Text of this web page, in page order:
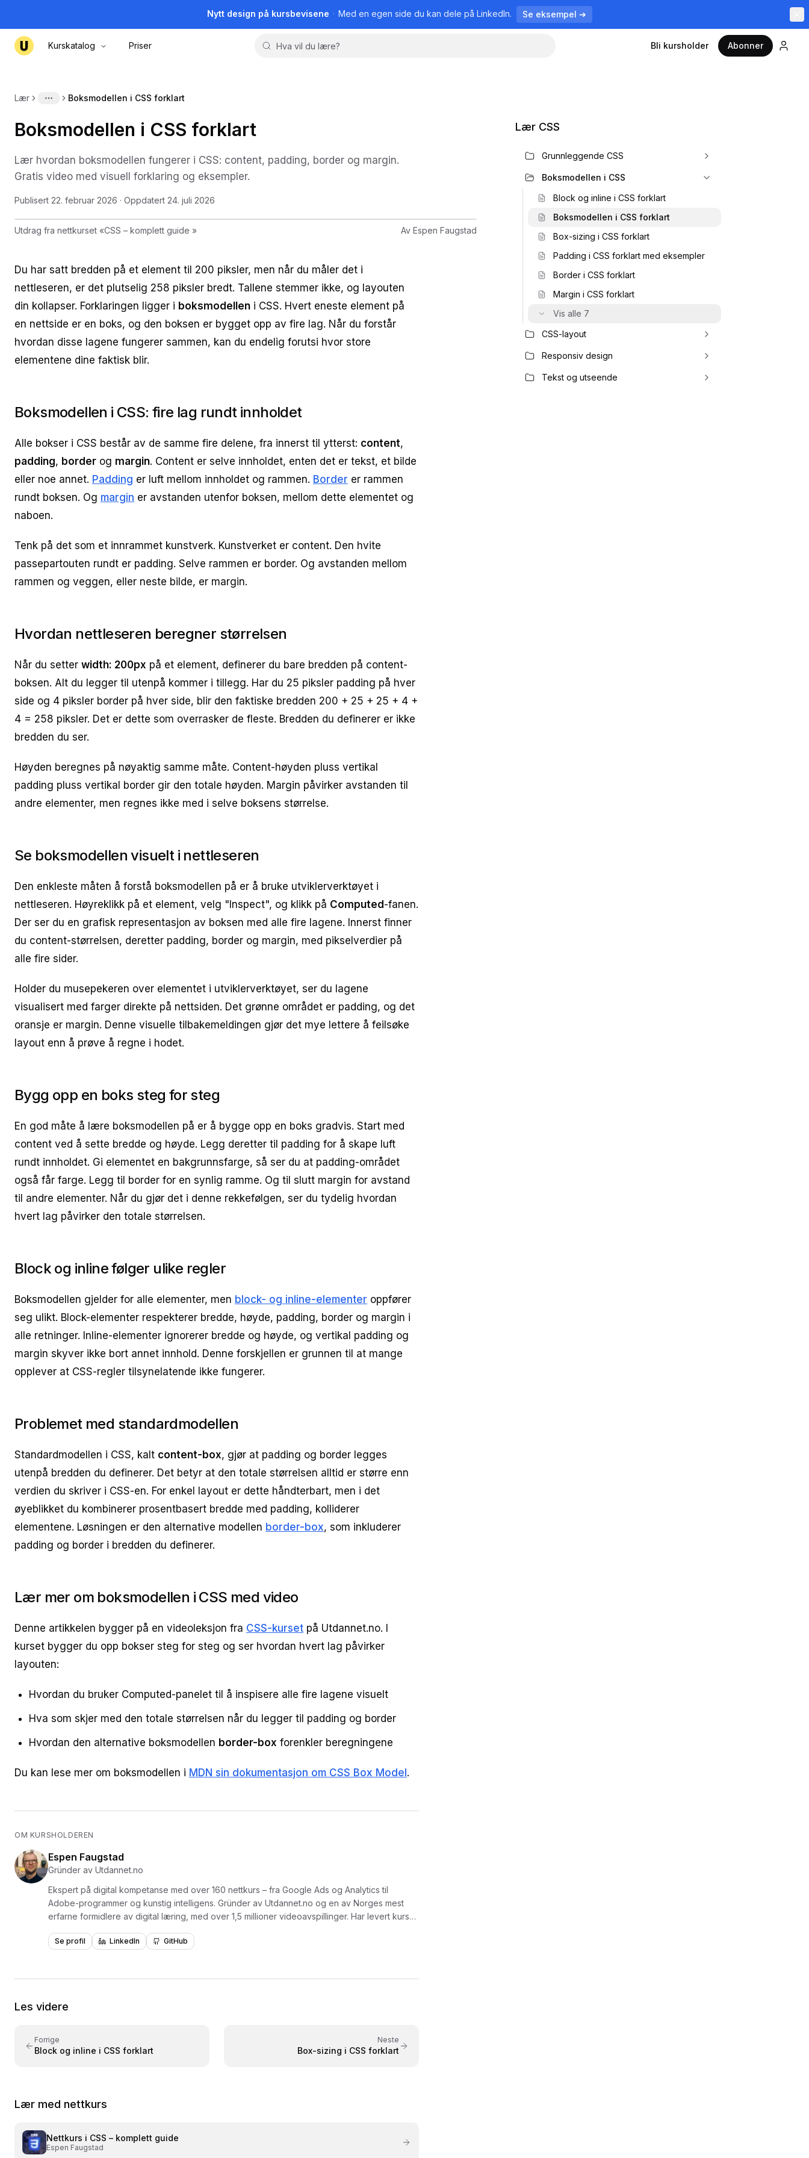
Nytt design på kursbevisene · Med en egen side du kan dele på LinkedIn. Se eksempel ➔
Kurskatalog Priser Bli kursholder Abonner
Lær MoreBoksmodellen i CSS forklart
Boksmodellen i CSS forklart
Lær hvordan boksmodellen fungerer i CSS: content, padding, border og margin.
Gratis video med visuell forklaring og eksempler.
Publisert 22. februar 2026 · Oppdatert 24. juli 2026
Utdrag fra nettkurset «CSS – komplett guide » Av Espen Faugstad
Du har satt bredden på et element til 200 piksler, men når du måler det i
nettleseren, er det plutselig 258 piksler bredt. Tallene stemmer ikke, og layouten
din kollapser. Forklaringen ligger i boksmodellen i CSS. Hvert eneste element på
en nettside er en boks, og den boksen er bygget opp av fire lag. Når du forstår
hvordan disse lagene fungerer sammen, kan du endelig forutsi hvor store
elementene dine faktisk blir.
Boksmodellen i CSS: fire lag rundt innholdet
Alle bokser i CSS består av de samme fire delene, fra innerst til ytterst: content,
padding, border og margin. Content er selve innholdet, enten det er tekst, et bilde
eller noe annet. Padding er luft mellom innholdet og rammen. Border er rammen
rundt boksen. Og margin er avstanden utenfor boksen, mellom dette elementet og
naboen.
Tenk på det som et innrammet kunstverk. Kunstverket er content. Den hvite
passepartouten rundt er padding. Selve rammen er border. Og avstanden mellom
rammen og veggen, eller neste bilde, er margin.
Hvordan nettleseren beregner størrelsen
Når du setter width: 200px på et element, definerer du bare bredden på content-
boksen. Alt du legger til utenpå kommer i tillegg. Har du 25 piksler padding på hver
side og 4 piksler border på hver side, blir den faktiske bredden 200 + 25 + 25 + 4 +
4 = 258 piksler. Det er dette som overrasker de fleste. Bredden du definerer er ikke
bredden du ser.
Høyden beregnes på nøyaktig samme måte. Content-høyden pluss vertikal
padding pluss vertikal border gir den totale høyden. Margin påvirker avstanden til
andre elementer, men regnes ikke med i selve boksens størrelse.
Se boksmodellen visuelt i nettleseren
Den enkleste måten å forstå boksmodellen på er å bruke utviklerverktøyet i
nettleseren. Høyreklikk på et element, velg "Inspect", og klikk på Computed -fanen.
Der ser du en grafisk representasjon av boksen med alle fire lagene. Innerst finner
du content-størrelsen, deretter padding, border og margin, med pikselverdier på
alle fire sider.
Holder du musepekeren over elementet i utviklerverktøyet, ser du lagene
visualisert med farger direkte på nettsiden. Det grønne området er padding, og det
oransje er margin. Denne visuelle tilbakemeldingen gjør det mye lettere å feilsøke
layout enn å prøve å regne i hodet.
Bygg opp en boks steg for steg
En god måte å lære boksmodellen på er å bygge opp en boks gradvis. Start med
content ved å sette bredde og høyde. Legg deretter til padding for å skape luft
rundt innholdet. Gi elementet en bakgrunnsfarge, så ser du at padding-området
også får farge. Legg til border for en synlig ramme. Og til slutt margin for avstand
til andre elementer. Når du gjør det i denne rekkefølgen, ser du tydelig hvordan
hvert lag påvirker den totale størrelsen.
Block og inline følger ulike regler
Boksmodellen gjelder for alle elementer, men block- og inline-elementer oppfører
seg ulikt. Block-elementer respekterer bredde, høyde, padding, border og margin i
alle retninger. Inline-elementer ignorerer bredde og høyde, og vertikal padding og
margin skyver ikke bort annet innhold. Denne forskjellen er grunnen til at mange
opplever at CSS-regler tilsynelatende ikke fungerer.
Problemet med standardmodellen
Standardmodellen i CSS, kalt content-box, gjør at padding og border legges
utenpå bredden du definerer. Det betyr at den totale størrelsen alltid er større enn
verdien du skriver i CSS-en. For enkel layout er dette håndterbart, men i det
øyeblikket du kombinerer prosentbasert bredde med padding, kolliderer
elementene. Løsningen er den alternative modellen border-box, som inkluderer
padding og border i bredden du definerer.
Lær mer om boksmodellen i CSS med video
Denne artikkelen bygger på en videoleksjon fra CSS-kurset på Utdannet.no. I
kurset bygger du opp bokser steg for steg og ser hvordan hvert lag påvirker
layouten:
Hvordan du bruker Computed-panelet til å inspisere alle fire lagene visuelt
Hva som skjer med den totale størrelsen når du legger til padding og border
Hvordan den alternative boksmodellen border-box forenkler beregningene
Du kan lese mer om boksmodellen i MDN sin dokumentasjon om CSS Box Model .
OM KURSHOLDEREN
Espen Faugstad
Gründer av Utdannet.no
Ekspert på digital kompetanse med over 160 nettkurs – fra Google Ads og Analytics til
Adobe-programmer og kunstig intelligens. Gründer av Utdannet.no og en av Norges mest
erfarne formidlere av digital læring, med over 1,5 millioner videoavspillinger. Har levert kurs
Forfatter av læreboken «Lær Photoshop i en fei» utgitt på Fagbokforlaget i 2015. Kursene er
Se profil LinkedIn GitHub
Les videre
Forrige
Block og inline i CSS forklart
Neste
Box-sizing i CSS forklart
Lær med nettkurs
Nettkurs i CSS – komplett guide
Espen Faugstad
Lær CSS
Grunnleggende CSS
Boksmodellen i CSS
Block og inline i CSS forklart
Boksmodellen i CSS forklart
Box-sizing i CSS forklart
Padding i CSS forklart med eksempler
Border i CSS forklart
Margin i CSS forklart
Vis alle 7
CSS-layout
Responsiv design
Tekst og utseende